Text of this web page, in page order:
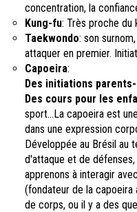
concentration, la
Kung-fu: Très proche du
Taekwondo: son
attaquer en premier.
Capoeira:
Des initiations
Des cours pour les
sport...La capoeira est
dans une expression
Développée au Brésil au
d'attaque et de
apprenons à interagir
(fondateur de la capoeira
de corps, ou il y a des